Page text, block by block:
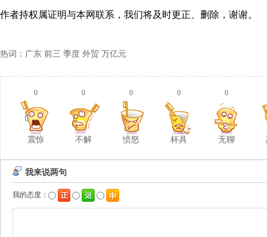
作者持权属证明与本网联系，我们将及时更正、删除，谢谢。
热词：广东 前三 季度 外贸 万亿元
0
震惊
0
不解
0
愤怒
0
杯具
0
无聊